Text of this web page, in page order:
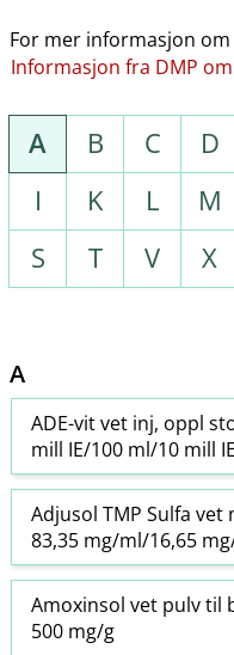
For mer informasjon
Informasjon fra DMP
A B C D
I
K L M
S
T V X
A
ADE-vit vet inj, oppl
mill IE/100 ml/10 mill
Adjusol TMP Sulfa
83,35 mg/ml/16,65
Amoxinsol vet pulv til
500 mg/g